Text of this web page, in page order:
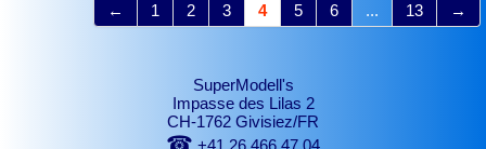
← 1 2 3 4 5 6 ... 13 →
SuperModell's
Impasse des Lilas 2
CH-1762 Givisiez/FR
☎